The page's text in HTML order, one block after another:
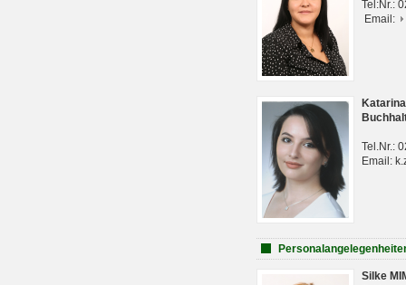
Tel:Nr.:
Email:
Tel.Nr.:
Email:
Silke